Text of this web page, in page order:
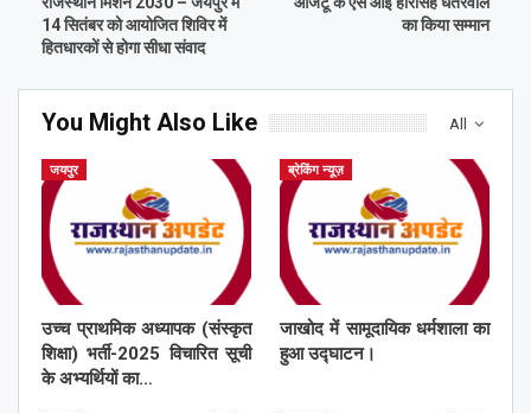
14 सितंबर को आयोजित शिविर में
हितधारकों से होगा सीधा संवाद
का किया सम्मान
All
You Might Also Like
जयपुर
उच्च प्राथमिक अध्यापक (संस्कृत
शिक्षा) भर्ती-2025 विचारित सूची
के अभ्यर्थियों का…
ब्रेकिंग न्यूज़
जाखोद में सामूदायिक धर्मशाला का
हुआ उद्घाटन।